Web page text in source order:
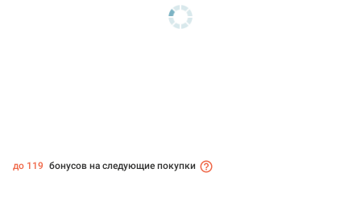
до 119 бонусов на следующие покупки